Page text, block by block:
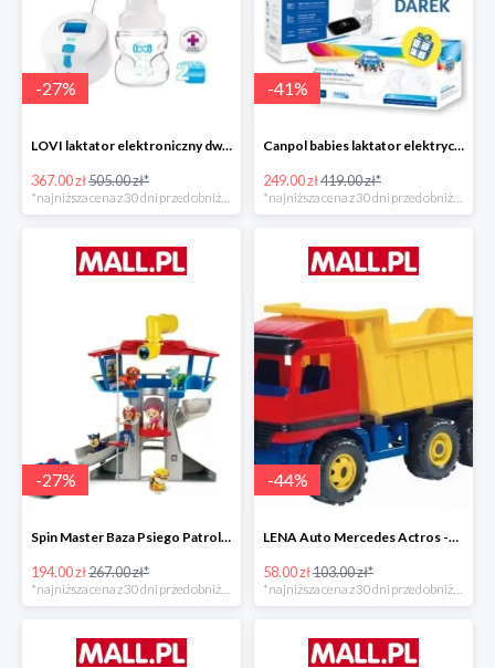
-27%
LOVI laktator elektroniczny dwufazowy Prolactis -27%
367.00 zł505.00 zł*
-41%
Canpol babies laktator elektryczny EASY NATURAL -40%
249.00 zł419.00 zł*
-27%
Spin Master Baza Psiego Patrolu -27%
194.00 zł267.00 zł*
*najniższa cena z 30 dni przed obniżką
-44%
LENA Auto Mercedes Actros -43%
58.00 zł103.00 zł*
*najniższa cena z 30 dni przed obniżką